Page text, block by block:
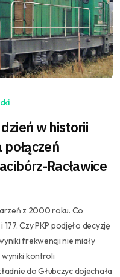
w historii
Racławice
z 2000 roku. Co
Czy PKP podjęło decyzję
frekwencji nie miały
wyniki kontroli
do Głubczyc dojechała